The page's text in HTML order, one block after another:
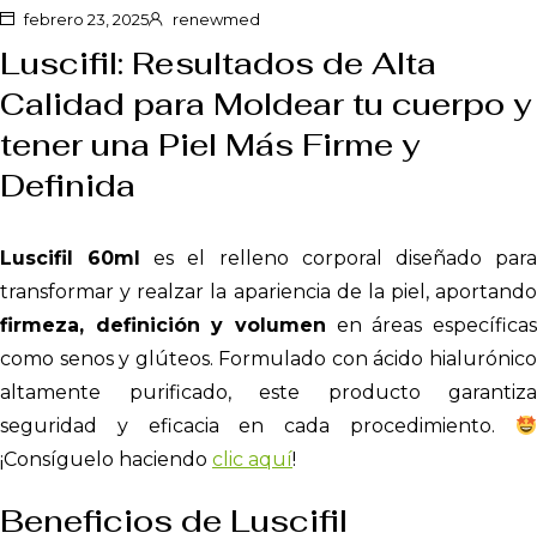
febrero 23, 2025 renewmed
Luscifil: Resultados de Alta
Calidad para Moldear tu cuerpo y
tener una Piel Más Firme y
Definida
Luscifil 60ml
es el relleno corporal diseñado para
transformar y realzar la apariencia de la piel, aportando
firmeza, definición y volumen en áreas específicas
como senos y glúteos. Formulado con ácido hialurónico
altamente purificado, este producto garantiza
seguridad y eficacia en cada procedimiento.
¡Consíguelo haciendo clic aquí!
Beneficios de Luscifil